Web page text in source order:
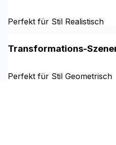
Perfekt für Stil Realistisch
Transformations-
Perfekt für Stil Geometrisch